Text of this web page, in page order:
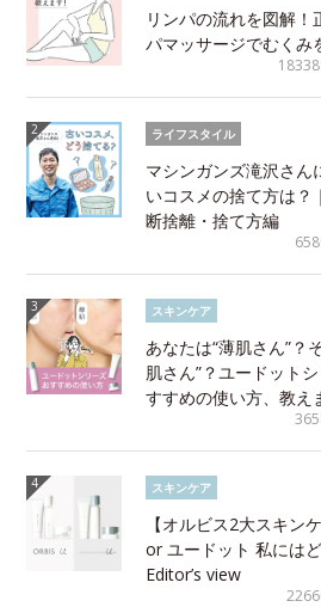
リンパの流れを図解！
パマッサージでむくみ
ライフスタイル
マシンガンズ滝沢さん
いコスメの捨て方は？
断捨離・捨て方編
スキンケア
あなたは“薄肌さん”？
肌さん”？ユードット
すすめの使い方、教え
スキンケア
【オルビス2大スキン
or ユードット 私には
Editor’s view